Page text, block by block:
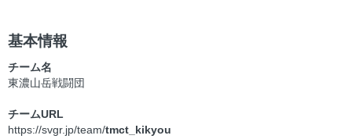
基本情報
チーム名
東濃山岳戦闘団
チームURL
https://svgr.jp/team/tmct_kikyou